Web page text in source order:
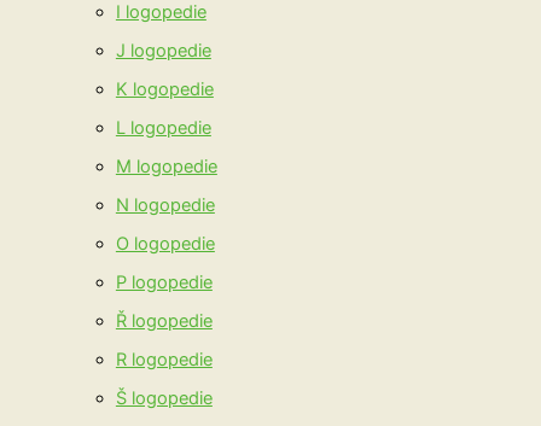
I logopedie
J logopedie
K logopedie
L logopedie
M logopedie
N logopedie
O logopedie
P logopedie
Ř logopedie
R logopedie
Š logopedie